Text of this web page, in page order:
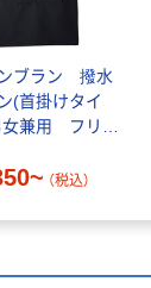
ブラン 撥水
(首掛けタイ
兼用 フリー
（モンブラ
（税込）